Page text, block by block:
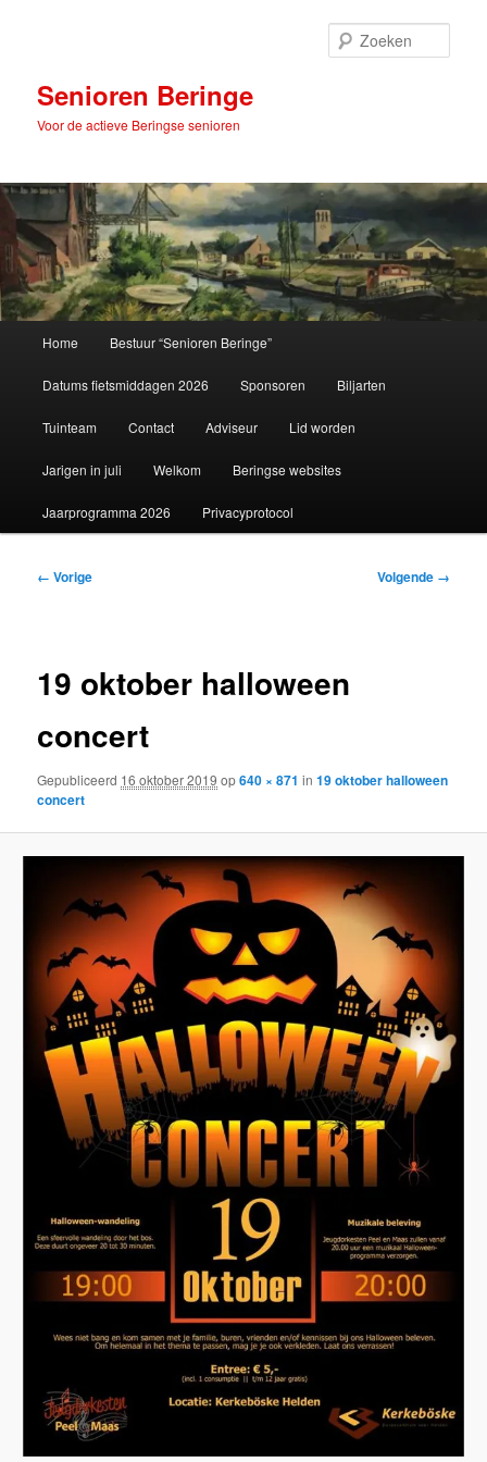
inhoudSenioren Beringe
Voor de actieve Beringse senioren
Home Bestuur “Senioren Beringe”
Datums fietsmiddagen 2026 Sponsoren Biljarten
Tuinteam Contact Adviseur Lid worden
Jarigen in juli Welkom Beringse websites
Jaarprogramma 2026 Privacyprotocol
Afbeeldingsnavigatie
← Vorige Volgende →
19 oktober halloween
concert
Gepubliceerd 16 oktober 2019 op640 × 871 in19 oktober halloween
concert